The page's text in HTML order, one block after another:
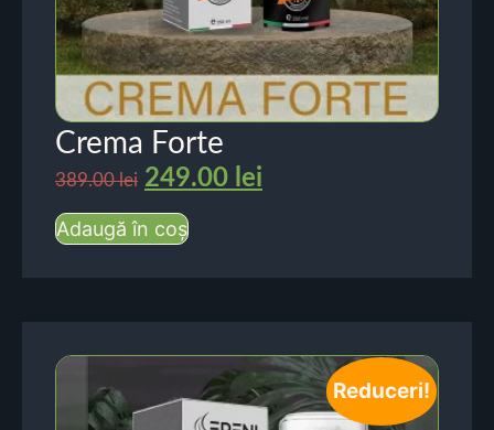
Crema Forte
389.00lei 249.00 lei
Adaugă în coș
Reduceri!